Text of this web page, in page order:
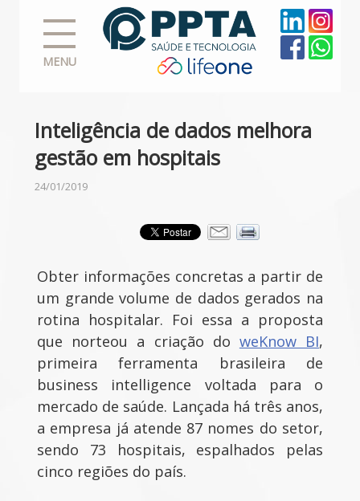
MENU
Inteligência de dados melhora
gestão em hospitais
24/01/2019
Obter informações concretas a partir de
um grande volume de dados gerados na
rotina hospitalar. Foi essa a proposta
que norteou a criação do weKnow BI,
primeira ferramenta brasileira de
business intelligence voltada para o
mercado de saúde. Lançada há três anos,
a empresa já atende 87 nomes do setor,
sendo 73 hospitais, espalhados pelas
cinco regiões do país.